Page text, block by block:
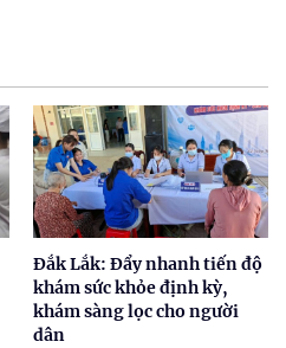
Đắk Lắk: Đẩy nhanh tiến độ
khám sức khỏe định kỳ,
khám sàng lọc cho người
dân